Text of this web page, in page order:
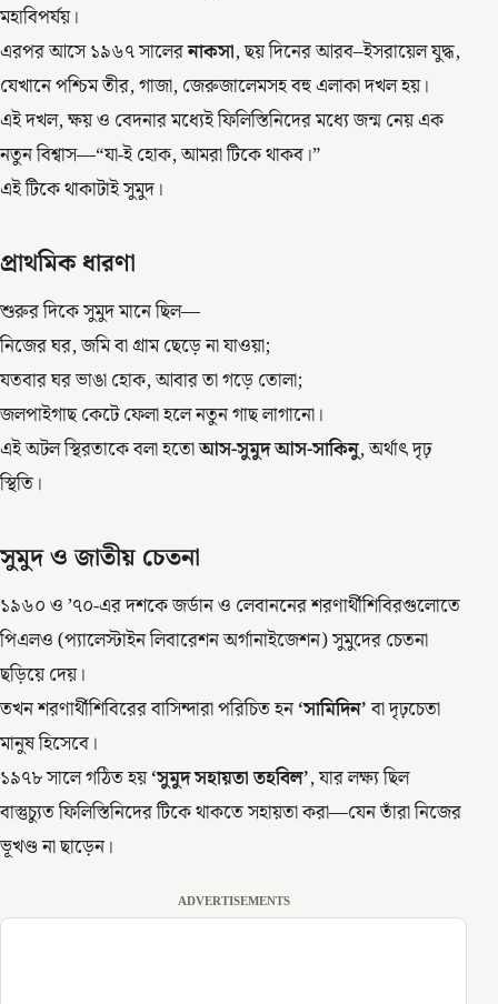
মহাবিপর্যয়।
এরপর আসে ১৯৬৭ সালেরনাকসা, ছয় দিনের আরব–ইসরায়েল যুদ্ধ,
যেখানে পশ্চিম তীর, গাজা, জেরুজালেমসহ বহু এলাকা দখল হয়।
এই দখল, ক্ষয় ও বেদনার মধ্যেই ফিলিস্তিনিদের মধ্যে জন্ম নেয় এক
নতুন বিশ্বাস—“যা-ই হোক, আমরা টিকে থাকব।”
এই টিকে থাকাটাই সুমুদ।
প্রাথমিক ধারণা
শুরুর দিকে সুমুদ মানে ছিল—
নিজের ঘর, জমি বা গ্রাম ছেড়ে না যাওয়া;
যতবার ঘর ভাঙা হোক, আবার তা গড়ে তোলা;
জলপাইগাছ কেটে ফেলা হলে নতুন গাছ লাগানো।
এই অটল স্থিরতাকে বলা হতোআস-সুমুদ আস-সাকিনু, অর্থাৎ দৃঢ়
স্থিতি।
সুমুদ ও জাতীয় চেতনা
১৯৬০ ও ’৭০-এর দশকে জর্ডান ও লেবাননের শরণার্থীশিবিরগুলোতে
পিএলও (প্যালেস্টাইন লিবারেশন অর্গানাইজেশন) সুমুদের চেতনা
ছড়িয়ে দেয়।
তখন শরণার্থীশিবিরের বাসিন্দারা পরিচিত হন‘সামিদিন’বা দৃঢ়চেতা
মানুষ হিসেবে।
১৯৭৮ সালে গঠিত হয়‘সুমুদ সহায়তা তহবিল’, যার লক্ষ্য ছিল
বাস্তুচ্যুত ফিলিস্তিনিদের টিকে থাকতে সহায়তা করা—যেন তাঁরা নিজের
ভূখণ্ড না ছাড়েন।
ADVERTISEMENTS